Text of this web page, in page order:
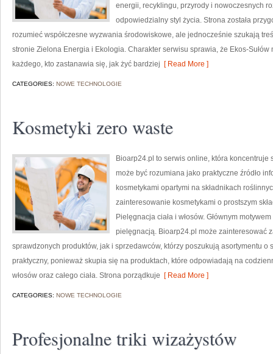
energii, recyklingu, przyrody i nowoczesnych
odpowiedzialny styl życia. Strona została
rozumieć współczesne wyzwania środowiskowe, ale jednocześnie szukają
stronie Zielona Energia i Ekologia. Charakter serwisu sprawia, że Ekos-
każdego, kto zastanawia się, jak żyć bardziej [ Read More ]
CATEGORIES: NOWE TECHNOLOGIE
Kosmetyki zero waste
Bioarp24.pl to serwis online, która koncentruje
może być rozumiana jako praktyczne źródło
kosmetykami opartymi na składnikach
zainteresowanie kosmetykami o prostszym
Pielęgnacja ciała i włosów. Głównym
pielęgnacją. Bioarp24.pl może zainteresować
sprawdzonych produktów, jak i sprzedawców, którzy poszukują asortymentu
praktyczny, ponieważ skupia się na produktach, które odpowiadają na
włosów oraz całego ciała. Strona porządkuje [ Read More ]
CATEGORIES: NOWE TECHNOLOGIE
Profesjonalne triki wizażystów